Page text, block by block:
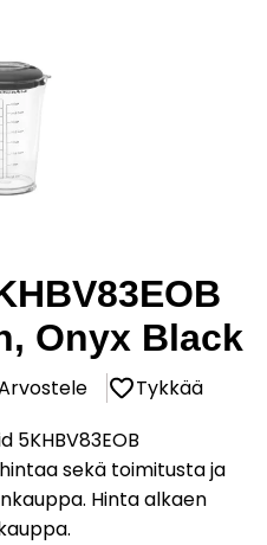
Onyx Black
Tykkää
sekä toimitusta ja
Hinta alkaen